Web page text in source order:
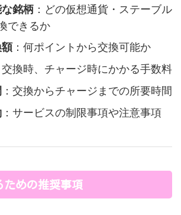
銘柄：どの仮想通貨・ステーブル
できるか
：何ポイントから交換可能か
換時、チャージ時にかかる手数料
：交換からチャージまでの所要時間
：サービスの制限事項や注意事項
ための推奨事項